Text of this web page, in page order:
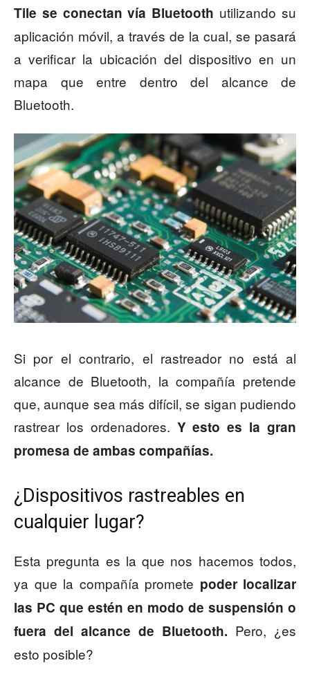
Tile se conectan vía Bluetooth utilizando su
aplicación móvil, a través de la cual, se pasará
a verificar la ubicación del dispositivo en un
mapa que entre dentro del alcance de
Bluetooth.
Si por el contrario, el rastreador no está al
alcance de Bluetooth, la compañía pretende
que, aunque sea más difícil, se sigan pudiendo
rastrear los ordenadores. Y esto es la gran
promesa de ambas compañías.
¿Dispositivos rastreables en
cualquier lugar?
Esta pregunta es la que nos hacemos todos,
ya que la compañía promete poder localizar
las PC que estén en modo de suspensión o
fuera del alcance de Bluetooth. Pero, ¿es
esto posible?